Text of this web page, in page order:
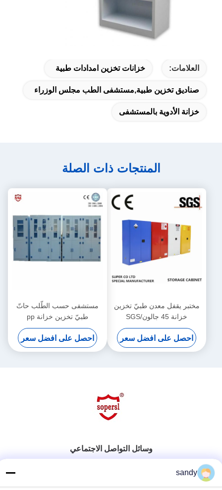
العلامات: خزانات تخزين امدادات طبية
صناديق تخزين طبية,مستشفى الطب مجلس الوزراء
خزانة الأدوية بالمستشفى
المنتجات ذات الصلة
مختبر يقفل معدن طبيّ تخزين
خزانة 45 جالون/SGS
احصل على افضل سعر
مستشفى حسب الطّلب حاتّ
طبيّ تخزين خزانة pp
بوليبروبيلين, 6 باب
احصل على افضل سعر
وسائل التواصل الاجتماعي
sandy